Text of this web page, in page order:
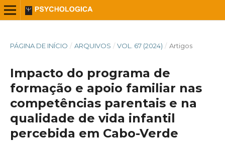
PÁGINA DE INÍCIO / ARQUIVOS / VOL. 67 (2024) / Artigos
Impacto do programa de
formação e apoio familiar nas
competências parentais e na
qualidade de vida infantil
percebida em Cabo-Verde